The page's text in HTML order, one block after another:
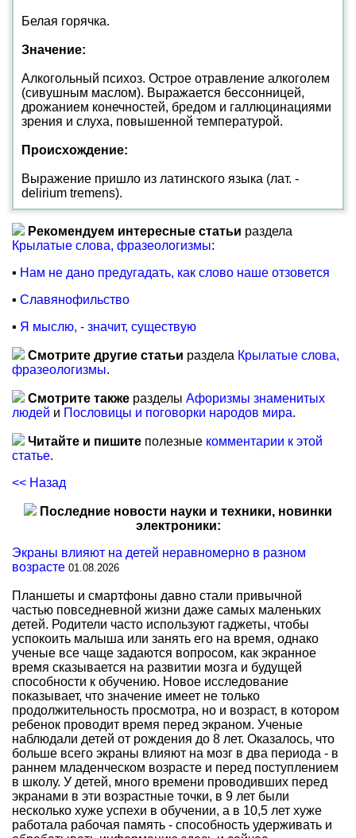
Белая горячка.
Значение:
Алкогольный психоз. Острое отравление алкоголем
(сивушным маслом). Выражается бессонницей,
дрожанием конечностей, бредом и галлюцинациями
зрения и слуха, повышенной температурой.
Происхождение:
Выражение пришло из латинского языка (лат. -
delirium tremens).
Рекомендуем интересные статьи раздела
Крылатые слова, фразеологизмы:
▪ Нам не дано предугадать, как слово наше отзовется
▪ Славянофильство
▪ Я мыслю, - значит, существую
Смотрите другие статьи раздела Крылатые слова,
фразеологизмы.
Смотрите также разделы Афоризмы знаменитых
людей и Пословицы и поговорки народов мира.
Читайте и пишите полезные комментарии к этой
статье.
<< Назад
Последние новости науки и техники, новинки
электроники:
Экраны влияют на детей неравномерно в разном
возрасте 01.08.2026
Планшеты и смартфоны давно стали привычной
частью повседневной жизни даже самых маленьких
детей. Родители часто используют гаджеты, чтобы
успокоить малыша или занять его на время, однако
ученые все чаще задаются вопросом, как экранное
время сказывается на развитии мозга и будущей
способности к обучению. Новое исследование
показывает, что значение имеет не только
продолжительность просмотра, но и возраст, в котором
ребенок проводит время перед экраном. Ученые
наблюдали детей от рождения до 8 лет. Оказалось, что
больше всего экраны влияют на мозг в два периода - в
раннем младенческом возрасте и перед поступлением
в школу. У детей, много времени проводивших перед
экранами в эти возрастные точки, в 9 лет были
несколько хуже успехи в обучении, а в 10,5 лет хуже
работала рабочая память - способность удерживать и